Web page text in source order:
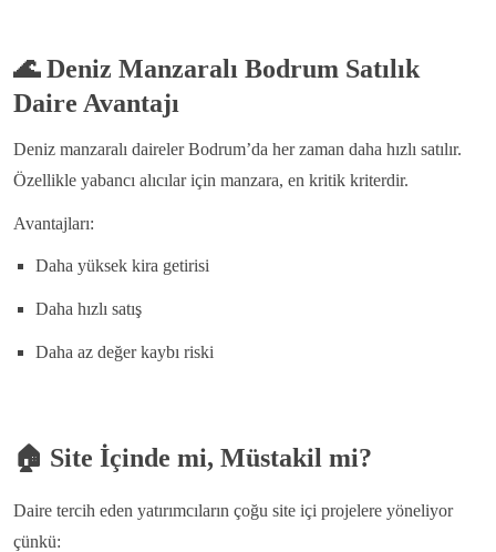
🌊Deniz Manzaralı Bodrum Satılık
Daire Avantajı
Deniz manzaralı daireler Bodrum’da her zaman daha hızlı satılır.
Özellikle yabancı alıcılar için manzara, en kritik kriterdir.
Avantajları:
Daha yüksek kira getirisi
Daha hızlı satış
Daha az değer kaybı riski
🏠 Site İçinde mi, Müstakil mi?
Daire tercih eden yatırımcıların çoğu site içi projelere yöneliyor
çünkü: